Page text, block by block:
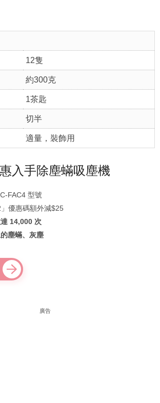
12隻
約300克
1茶匙
切半
適量，裝飾用
入手除塵蟎吸塵機
FAC4 型號
優惠碼額外減$25
14,000 次
塵蟎、灰塵
廣告